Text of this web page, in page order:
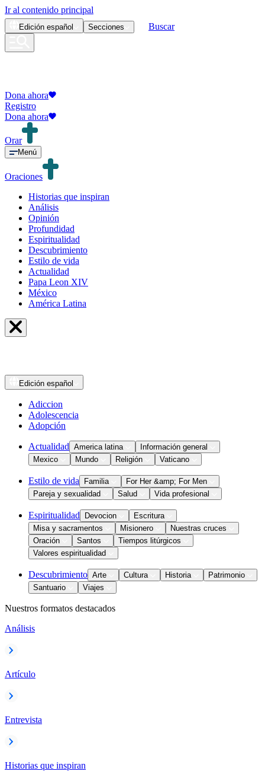
Ir al contenido principal
Edición español Secciones Buscar
Dona ahora
Registro
Dona ahora
Orar
Menú
Oraciones
Historias que inspiran
Análisis
Opinión
Profundidad
Espiritualidad
Descubrimiento
Estilo de vida
Actualidad
Papa Leon XIV
México
América Latina
Edición español
Adiccion
Adolescencia
Adopción
Actualidad America latina
Información general
Mexico
Mundo Religión Vaticano
Estilo de vida Familia
For Her &amp; For Men
Pareja y sexualidad
Salud Vida profesional
Espiritualidad Devocion
Escritura
Misa y sacramentos
Misionero
Nuestras cruces
Oración
Santos
Tiempos litúrgicos
Valores espiritualidad
Descubrimiento Arte Cultura Historia
Patrimonio
Santuario
Viajes
Nuestros formatos destacados
Análisis
Artículo
Entrevista
Historias que inspiran